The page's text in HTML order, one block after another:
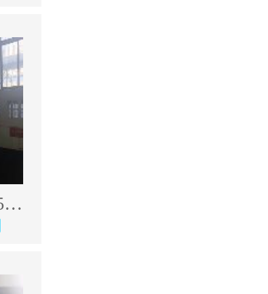
出售韩奥17年4500型材加工中心